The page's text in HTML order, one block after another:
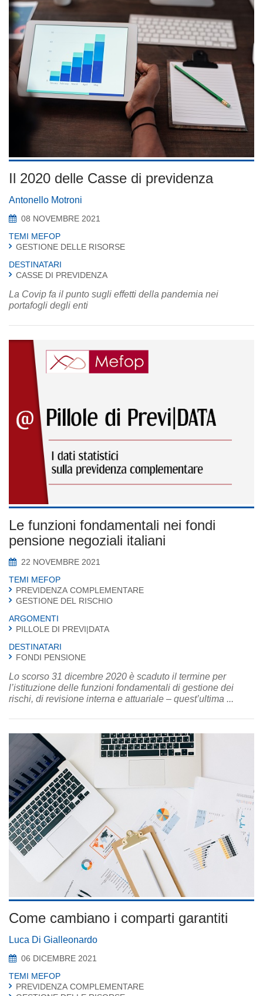
Il 2020 delle Casse di previdenza
Antonello Motroni
08 NOVEMBRE 2021
TEMI MEFOP
GESTIONE DELLE RISORSE
DESTINATARI
CASSE DI PREVIDENZA
La Covip fa il punto sugli effetti della pandemia nei
portafogli degli enti
Le funzioni fondamentali nei fondi
pensione negoziali italiani
22 NOVEMBRE 2021
TEMI MEFOP
PREVIDENZA COMPLEMENTARE
GESTIONE DEL RISCHIO
ARGOMENTI
PILLOLE DI PREVI|DATA
DESTINATARI
FONDI PENSIONE
Lo scorso 31 dicembre 2020 è scaduto il termine per
l’istituzione delle funzioni fondamentali di gestione dei
rischi, di revisione interna e attuariale – quest’ultima ...
Come cambiano i comparti garantiti
Luca Di Gialleonardo
06 DICEMBRE 2021
TEMI MEFOP
PREVIDENZA COMPLEMENTARE